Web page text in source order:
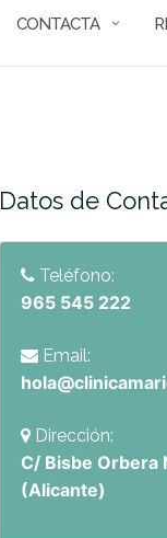
CONTACTA
Datos de
Teléfono:
965 545 222
Email:
Dirección:
C/ Bisbe Orbera
(Alicante)